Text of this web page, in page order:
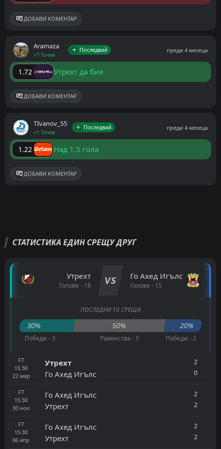
ДОБАВИ КОМЕНТАР
Aramaza
+7 Точки
Последвай преди 4 месеца
1.72 Утрехт да бие
ДОБАВИ КОМЕНТАР
ТIvanov_55
+1 Точки
Последвай преди 4 месеца
1.22 Над 1.5 гола
ДОБАВИ КОМЕНТАР
СТАТИСТИКА ЕДИН СРЕЩУ ДРУГ
Утрехт
Голове - 18 VS Го Ахед Игълс
Голове - 15
ПОСЛЕДНИ 10 СРЕЩИ
30% 50% 20%
Победи - 3 Равенства - 5 Победи - 2
FT
15:30
22 мар
Утрехт
Го Ахед Игълс
2
0
FT
15:30
30 ное
Го Ахед Игълс
Утрехт
2
2
FT
15:30
06 апр
Го Ахед Игълс
Утрехт
2
2